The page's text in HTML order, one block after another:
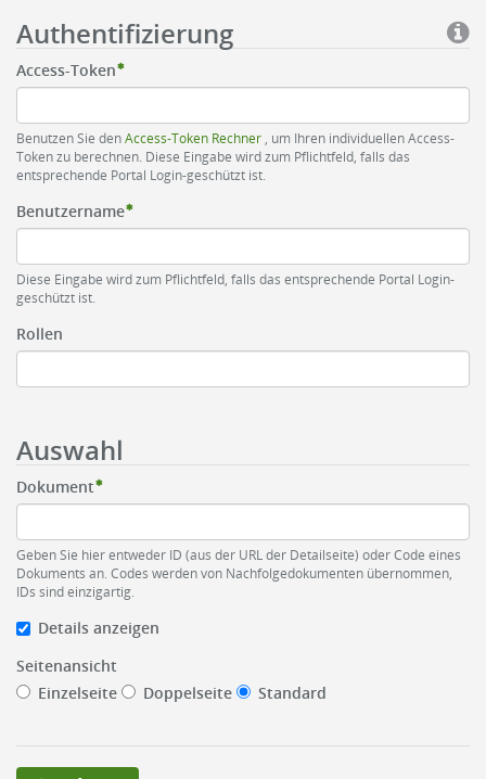
Authentifizierung
Access-Token
Benutzen Sie denAccess-Token Rechner
, um Ihren individuellen Access-
Token zu berechnen. Diese Eingabe wird zum Pflichtfeld, falls das
entsprechende Portal Login-geschützt ist.
Benutzername
Diese Eingabe wird zum Pflichtfeld, falls das entsprechende Portal Login-
geschützt ist.
Rollen
Auswahl
Dokument
Geben Sie hier entweder ID (aus der URL der Detailseite) oder Code eines
Dokuments an. Codes werden von Nachfolgedokumenten übernommen,
IDs sind einzigartig.
Details anzeigen
Seitenansicht
Einzelseite
Doppelseite Standard